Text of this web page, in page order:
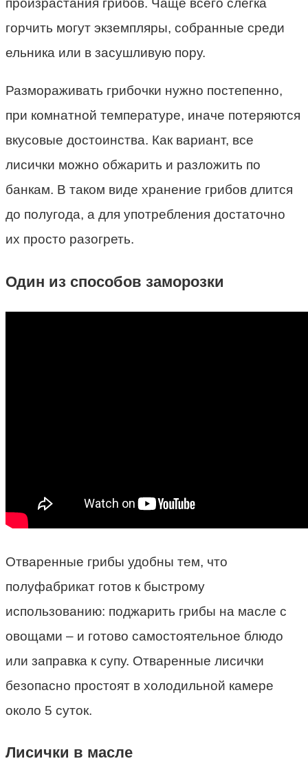
произрастания грибов. Чаще всего слегка
горчить могут экземпляры, собранные среди
ельника или в засушливую пору.
Размораживать грибочки нужно постепенно,
при комнатной температуре, иначе потеряются
вкусовые достоинства. Как вариант, все
лисички можно обжарить и разложить по
банкам. В таком виде хранение грибов длится
до полугода, а для употребления достаточно
их просто разогреть.
Один из способов заморозки
Отваренные грибы удобны тем, что
полуфабрикат готов к быстрому
использованию: поджарить грибы на масле с
овощами – и готово самостоятельное блюдо
или заправка к супу. Отваренные лисички
безопасно простоят в холодильной камере
около 5 суток.
Лисички в масле